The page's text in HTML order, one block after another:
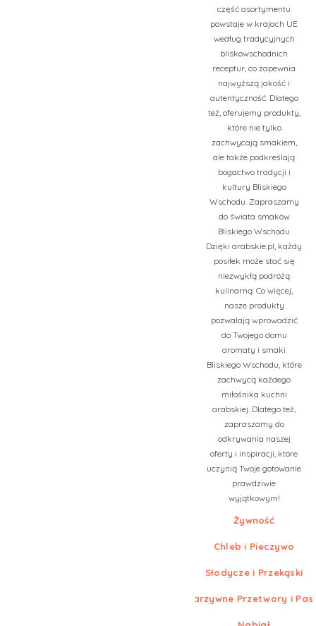
część asortymentu
powstaje w krajach UE
według tradycyjnych
bliskowschodnich
receptur, co zapewnia
najwyższą jakość i
autentyczność. Dlatego
też, oferujemy produkty,
które nie tylko
zachwycają smakiem,
ale także podkreślają
bogactwo tradycji i
kultury Bliskiego
Wschodu. Zapraszamy
do świata smaków
Bliskiego Wschodu
Dzięki arabskie.pl, każdy
posiłek może stać się
niezwykłą podróżą
kulinarną. Co więcej,
nasze produkty
pozwalają wprowadzić
do Twojego domu
aromaty i smaki
Bliskiego Wschodu, które
zachwycą każdego
miłośnika kuchni
arabskiej. Dlatego też,
zapraszamy do
odkrywania naszej
oferty i inspiracji, które
uczynią Twoje gotowanie
prawdziwie
wyjątkowym!
Żywność
Chleb i Pieczywo
Słodycze i Przekąski
Warzywne Przetwory i